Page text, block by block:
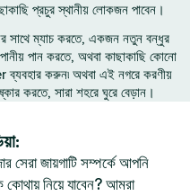
প্রচুর স্থানীয় লোকজন পাবেন।
ম্যাচ করতে, একজন নতুন বন্ধুর
পান করতে, অথবা কাছাকাছি কোনো
ব্যবহার করুন৷ অথবা এই নগরে করণীয়
করতে, সারা শহরে ঘুরে বেড়ান।
সেরা জায়গাটি সম্পর্কে আপনি
নিয়ে যাবেন? আমরা